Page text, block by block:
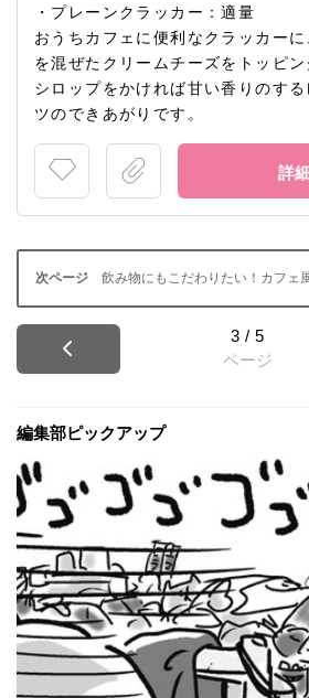
・プレーンクラッカー：適量
おうちカフェに便利なクラッカー
を混ぜたクリームチーズをトッピ
シロップをかければ甘い香りのす
ツのできあがりです。
詳
飲み物にもこだわりたい！カフェ
3 / 5
ページ
編集部ピックアップ